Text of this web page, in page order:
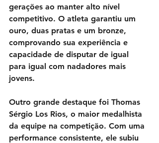
gerações ao manter alto nível
competitivo. O atleta garantiu um
ouro, duas pratas e um bronze,
comprovando sua experiência e
capacidade de disputar de igual
para igual com nadadores mais
jovens.
Outro grande destaque foi Thomas
Sérgio Los Rios, o maior medalhista
da equipe na competição. Com uma
performance consistente, ele subiu